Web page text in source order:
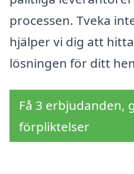
processen. Tveka
hjälper vi dig att
lösningen för ditt
Få 3 erbjudanden,
förpliktelser